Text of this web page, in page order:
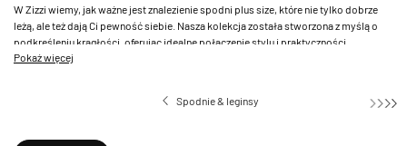
W Zizzi wiemy, jak ważne jest znalezienie spodni plus size, które nie tylko dobrze
leżą, ale też dają Ci pewność siebie. Nasza kolekcja została stworzona z myślą o
podkreśleniu krągłości, oferując idealne połączenie stylu i praktyczności.
Niezależnie od tego, czy szukasz wygodnych spodni na co dzień,
spodnie z wysokim stanem
– każdy model zapewnia
Pokaż więcej
Spodnie & leginsy